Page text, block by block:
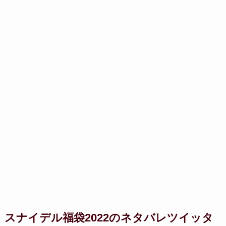
スナイデル福袋2022のネタバレツイッタ